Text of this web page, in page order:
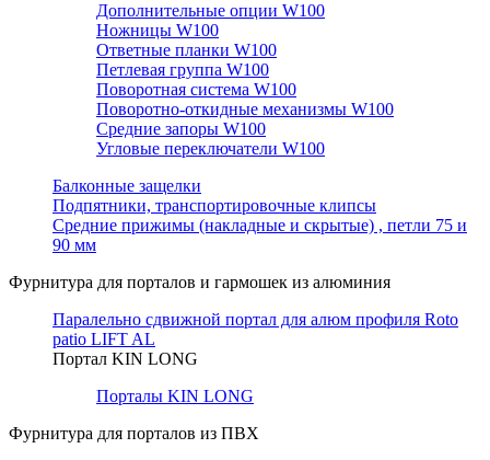
Дополнительные опции W100
Ножницы W100
Ответные планки W100
Петлевая группа W100
Поворотная система W100
Поворотно-откидные механизмы W100
Средние запоры W100
Угловые переключатели W100
Балконные защелки
Подпятники, транспортировочные клипсы
Средние прижимы (накладные и скрытые) , петли 75 и
90 мм
Фурнитура для порталов и гармошек из алюминия
Паралельно сдвижной портал для алюм профиля Roto
patio LIFT AL
Портал KIN LONG
Порталы KIN LONG
Фурнитура для порталов из ПВХ